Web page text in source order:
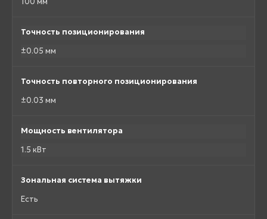
Точность позиционирования
±0.05 мм
Точность повторного позиционирования
±0.03 мм
Мощность вентилятора
1.5 кВт
Зональная система вытяжки
Есть